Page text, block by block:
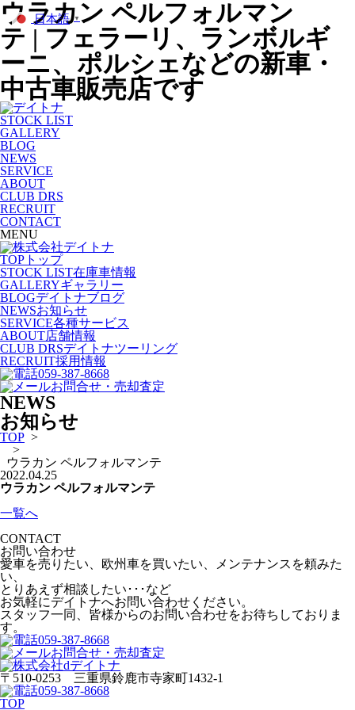
ウラカン ペルフォルマン
テ | フェラーリ、ランボルギ
ーニ、ポルシェなどの新車・
中古車販売店です
STOCK LIST
GALLERY
BLOG
NEWS
SERVICE
ABOUT
CLUB DRS
RECRUIT
CONTACT
MENU
TOP トップ
STOCK LIST在庫車情報
GALLERYギャラリー
BLOGデイトナブログ
NEWSお知らせ
SERVICE各種サービス
ABOUT店舗情報
CLUB DRSデイトナツーリング
RECRUIT採用情報
059-387-8668
お問合せ・売却査定
NEWS
お知らせ
TOP >
>
ウラカン ペルフォルマンテ
2022.04.25
ウラカン ペルフォルマンテ
一覧へ
CONTACT
お問い合わせ
愛車を売りたい、欧州車を買いたい、メンテナンスを頼みた
い、
とりあえず相談したい･･･など
お気軽にデイトナへお問い合わせください。
スタッフ一同、皆様からのお問い合わせをお待ちしておりま
す。
059-387-8668
お問合せ・売却査定
〒510-0253 三重県鈴鹿市寺家町1432-1
059-387-8668
TOP
日本語 ▼